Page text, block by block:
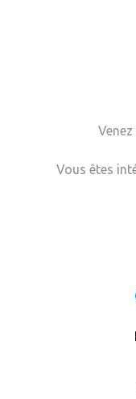
Vous êtes